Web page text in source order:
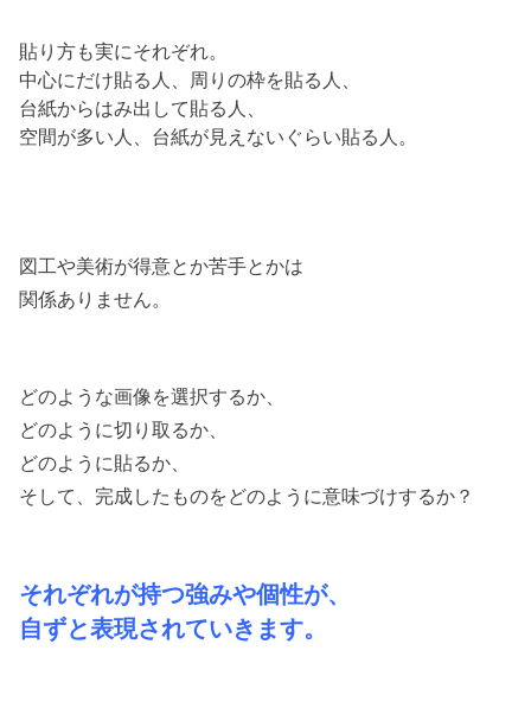
貼り方も実にそれぞれ。
中心にだけ貼る人、周りの枠を貼る人、
台紙からはみ出して貼る人、
空間が多い人、台紙が見えないぐらい貼る人。
図工や美術が得意とか苦手とかは
関係ありません。
どのような画像を選択するか、
どのように切り取るか、
どのように貼るか、
そして、完成したものをどのように意味づけするか？
それぞれが持つ強みや個性が、
自ずと表現されていきます。